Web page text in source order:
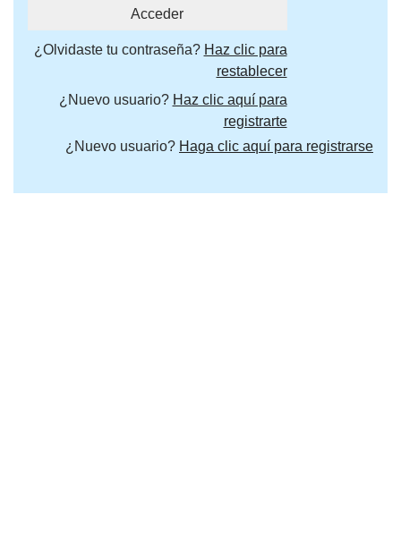
¿Olvidaste tu contraseña? Haz clic para
restablecer
¿Nuevo usuario? Haz clic aquí para
registrarte
¿Nuevo usuario? Haga clic aquí para registrarse